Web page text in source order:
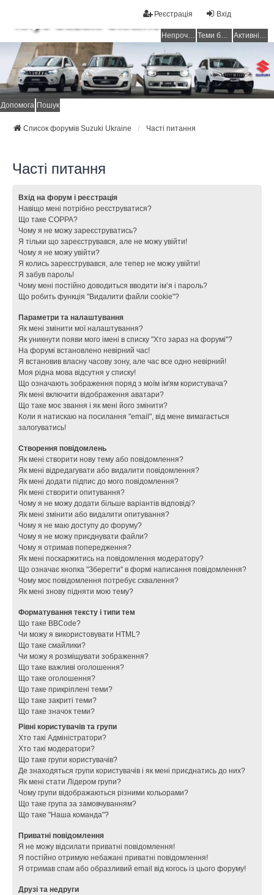
Вхід
Реєстрація
Непрочитані повідомлення Теми без відповідей Активні теми
Клуб Suzuki Ukraine
Допомога Пошук
Список форумів Suzuki Ukraine Часті питання
Часті питання
Вхід на форум і реєстрація
Навіщо мені потрібно реєструватися?
Що таке COPPA?
Чому я не можу зареєструватись?
Я тільки що зареєструвався, але не можу увійти!
Чому я не можу увійти?
Я колись зареєструвався, але тепер не можу увійти!
Я забув пароль!
Чому мені постійно доводиться вводити ім’я і пароль?
Що робить функція "Видалити файли cookie"?
Параметри та налаштування
Як мені змінити мої налаштування?
Як уникнути появи мого імені в списку "Хто зараз на форумі"?
На форумі встановлено невірний час!
Я встановив власну часову зону, але час все одно невірний!
Моя рідна мова відсутня у списку!
Що означають зображення поряд з моїм ім'ям користувача?
Як мені включити відображення аватари?
Що таке моє звання і як мені його змінити?
Коли я натискаю на посилання "email", від мене вимагається
залогуватись!
Створення повідомлень
Як мені створити нову тему або повідомлення?
Як мені відредагувати або видалити повідомлення?
Як мені додати підпис до мого повідомлення?
Як мені створити опитування?
Чому я не можу додати більше варіантів відповіді?
Як мені змінити або видалити опитування?
Чому я не маю доступу до форуму?
Чому я не можу приєднувати файли?
Чому я отримав попередження?
Як мені поскаржитись на повідомлення модератору?
Що означає кнопка "Зберегти" в формі написання повідомлення?
Чому моє повідомлення потребує схвалення?
Як мені знову підняти мою тему?
Форматування тексту і типи тем
Що таке BBCode?
Чи можу я використовувати HTML?
Що таке смайлики?
Чи можу я розміщувати зображення?
Що таке важливі оголошення?
Що таке оголошення?
Що таке прикріплені теми?
Що таке закриті теми?
Що таке значок теми?
Рівні користувачів та групи
Хто такі Адміністратори?
Хто такі модератори?
Що таке групи користувачів?
Де знаходяться групи користувачів і як мені приєднатись до них?
Як мені стати Лідером групи?
Чому групи відображаються різними кольорами?
Що таке група за замовчуванням?
Що таке "Наша команда"?
Приватні повідомлення
Я не можу відсилати приватні повідомлення!
Я постійно отримую небажані приватні повідомлення!
Я отримав спам або образливий email від когось із цього форуму!
Друзі та недруги